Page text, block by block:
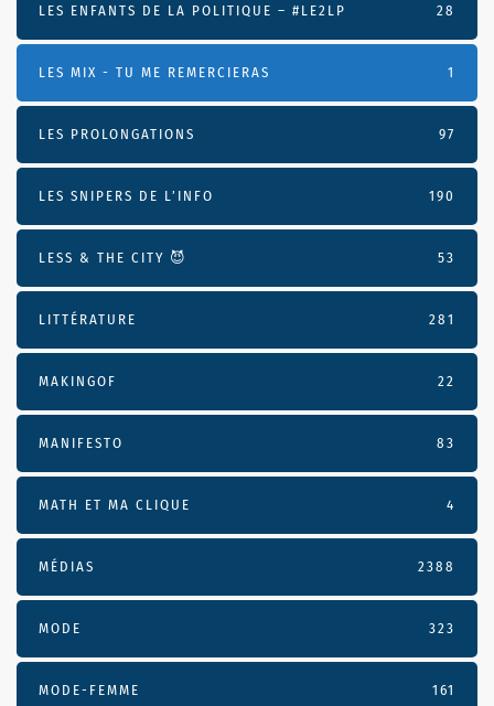
LES ENFANTS DE LA POLITIQUE – #LE2LP 28
LES MIX - TU ME REMERCIERAS 1
LES PROLONGATIONS 97
LES SNIPERS DE L’INFO 190
LESS & THE CITY 😈 53
LITTÉRATURE 281
MAKINGOF 22
MANIFESTO 83
MATH ET MA CLIQUE 4
MÉDIAS 2388
MODE 323
MODE-FEMME 161